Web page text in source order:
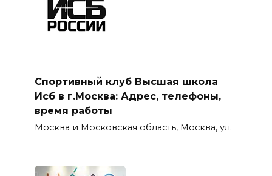
Спортивный клуб Высшая школа
Исб в г.Москва: Адрес, телефоны,
время работы
Москва и Московская область, Москва, ул.